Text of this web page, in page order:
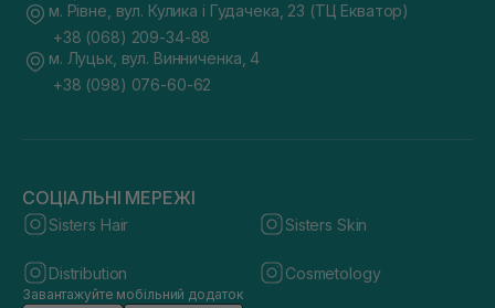
м. Рівне, вул. Кулика і Гудачека, 23 (ТЦ Екватор)
+38 (068) 209-34-88
м. Луцьк, вул. Винниченка, 4
+38 (098) 076-60-62
СОЦІАЛЬНІ МЕРЕЖІ
Sisters Hair Sisters Skin
Distribution Cosmetology
Завантажуйте мобільний додаток